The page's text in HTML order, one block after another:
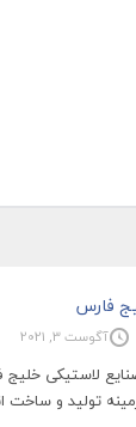
فارس
آگوست 3, 2021
لاستیکی
تولید و ساخت